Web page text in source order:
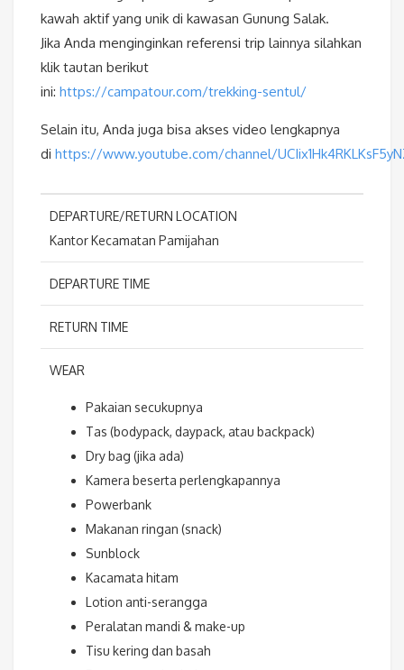
kawah aktif yang unik di kawasan Gunung Salak.
Jika Anda menginginkan referensi trip lainnya silahkan
klik tautan berikut
ini: https://campatour.com/trekking-sentul/
Selain itu, Anda juga bisa akses video lengkapnya
di https://www.youtube.com/channel/
DEPARTURE/RETURN LOCATION
Kantor Kecamatan Pamijahan
DEPARTURE TIME
RETURN TIME
WEAR
Pakaian secukupnya
Tas (bodypack, daypack, atau backpack)
Dry bag (jika ada)
Kamera beserta perlengkapannya
Powerbank
Makanan ringan (snack)
Sunblock
Kacamata hitam
Lotion anti-serangga
Peralatan mandi & make-up
Tisu kering dan basah